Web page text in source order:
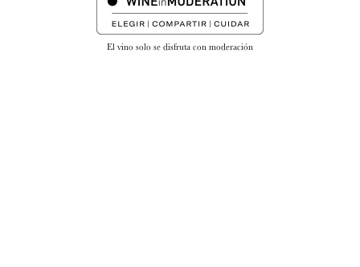
El vino solo se disfruta con moderación